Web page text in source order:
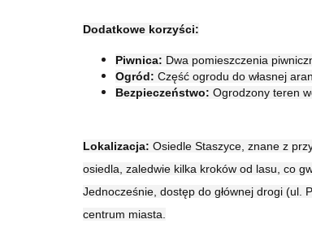
Dodatkowe korzyści:
Piwnica: Dwa pomieszczenia
Ogród: Część ogrodu do własnej
Bezpieczeństwo: Ogrodzony teren
Lokalizacja: Osiedle Staszyce, znane z
osiedla, zaledwie kilka kroków od lasu, co
Jednocześnie, dostęp do głównej drogi (ul.
centrum miasta.